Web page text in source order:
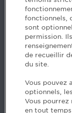
Des
Envie de
les postes
Facebook -
Instagram
LinkedIn - CPA
fonctionnels,
sont
permission.
de recueillir
du site.
Vous pouvez
optionnels,
Vous
en tout